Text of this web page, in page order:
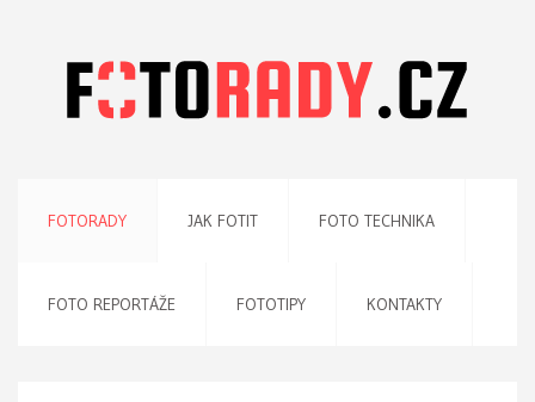
FOTORADY JAK FOTIT FOTO TECHNIKA
FOTO REPORTÁŽE FOTOTIPY KONTAKTY